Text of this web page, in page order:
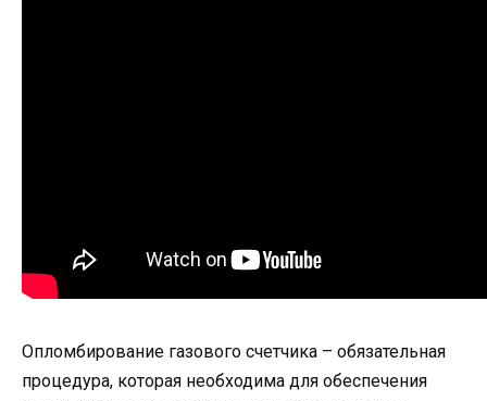
Опломбирование газового счетчика – обязательная
процедура, которая необходима для обеспечения